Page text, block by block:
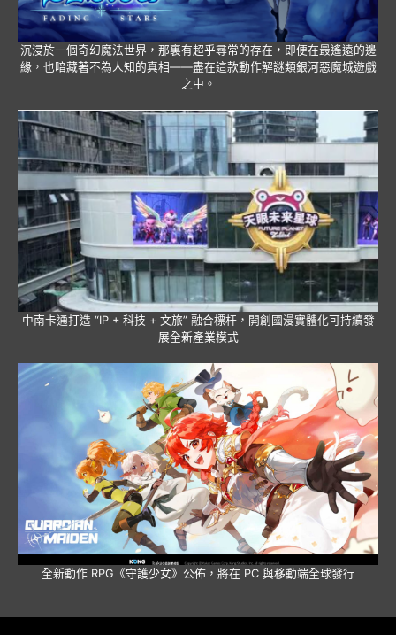
沉浸於一個奇幻魔法世界，那裏有超乎尋常的存在，即便在最遙遠的邊
緣，也暗藏著不為人知的真相——盡在這款動作解謎類銀河惡魔城遊戲
之中。
中南卡通打造 “IP + 科技 + 文旅” 融合標杆，開創國漫實體化可持續發
展全新產業模式
全新動作 RPG《守護少女》公佈，將在 PC 與移動端全球發行